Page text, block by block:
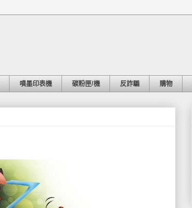
噴墨印表機 碳粉匣/機 反詐騙 購物